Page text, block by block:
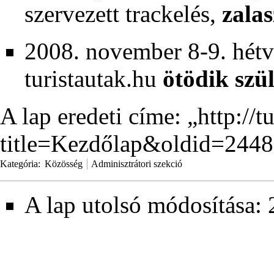
szervezett trackelés,
2008. november 8-9.
turistautak.hu ötödik
A lap eredeti címe: „http://
title=Kezdőlap&oldid=2448
Kategória: Közösség Adminisztrátori szekció
A lap utolsó